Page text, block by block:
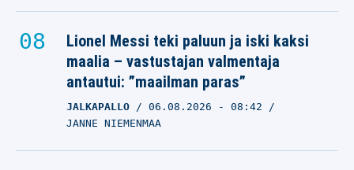
Lionel Messi teki paluun ja iski kaksi
maalia – vastustajan valmentaja
antautui: ”maailman paras”
JALKAPALLO 06.08.2026 - 08:42
JANNE NIEMENMAA